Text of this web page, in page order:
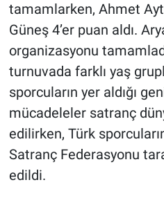
tamamlarken, Ahmet
Güneş 4’er puan aldı.
organizasyonu
turnuvada farklı yaş
sporcuların yer aldığı
mücadeleler satranç
edilirken, Türk
Satranç Federasyonu
edildi.